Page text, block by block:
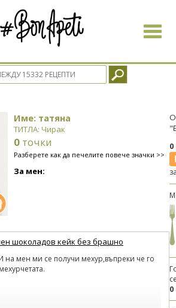
Toggle
Име: татяна
ТИТЛА: Чирак
0 точки
Разберете как да печелите повече значки >>
За мен:
шоколадов кейк без брашно
на мен ми се получи мехур,въпреки че го
0